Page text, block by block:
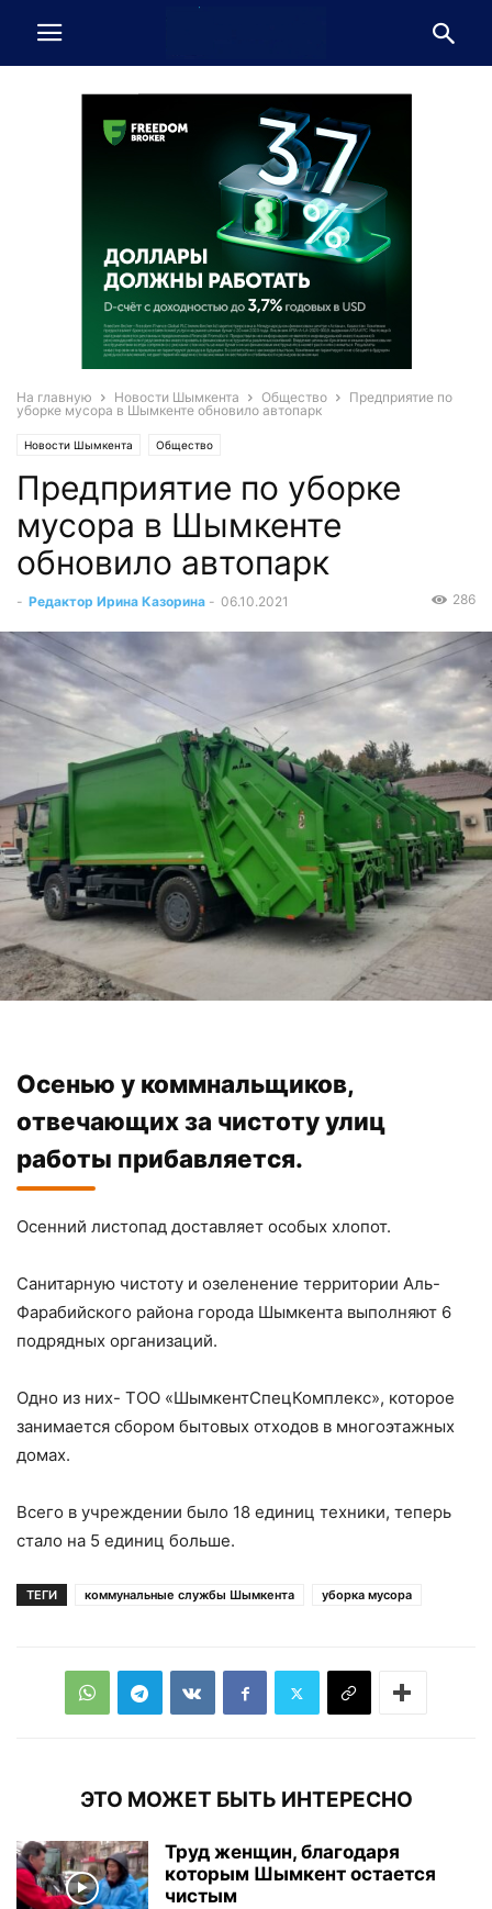
На главную Новости Шымкента Общество
Предприятие по
уборке мусора в Шымкенте обновило автопарк
Новости Шымкента Общество
Предприятие по уборке
мусора в Шымкенте
обновило автопарк
- Редактор Ирина Казорина - 06.10.2021 286
Осенью у коммнальщиков,
отвечающих за чистоту улиц
работы прибавляется.
Осенний листопад доставляет особых хлопот.
Санитарную чистоту и озеленение территории Аль-
Фарабийского района города Шымкента выполняют 6
подрядных организаций.
Одно из них- ТОО «ШымкентСпецКомплекс», которое
занимается сбором бытовых отходов в многоэтажных
домах.
Всего в учреждении было 18 единиц техники, теперь
стало на 5 единиц больше.
ТЕГИ коммунальные службы Шымкента уборка мусора
ЭТО МОЖЕТ БЫТЬ ИНТЕРЕСНО
Труд женщин, благодаря
которым Шымкент остается
чистым